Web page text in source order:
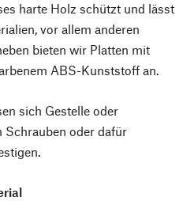
harte Holz schützt und lässt
vor allem anderen
bieten wir Platten mit
ABS-Kunststoff an.
sich Gestelle oder
Schrauben oder dafür